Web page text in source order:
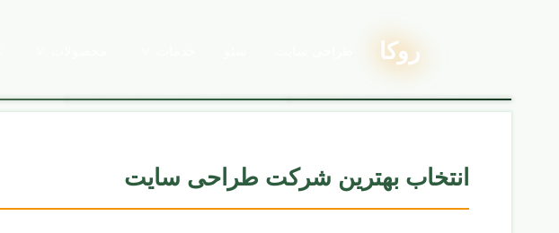
روکا
انتخاب بهترین شرکت طراحی سایت